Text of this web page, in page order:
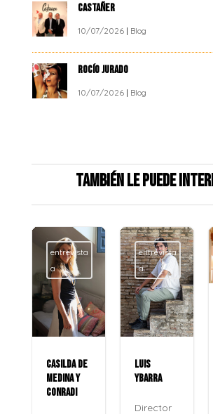
CASTAÑER
10/07/2026| Blog
ROCÍO JURADO
10/07/2026| Blog
También le puede
entrevista
a
LUIS
YBARRA
Blog
CASTAÑER
La
familia
que elevó
alpargat